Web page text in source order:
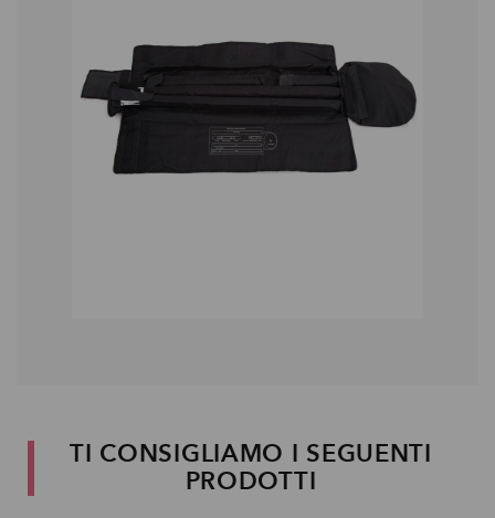
TI CONSIGLIAMO I SEGUENTI
PRODOTTI